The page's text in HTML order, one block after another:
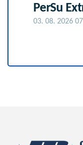
PerSu
03. 08. 2026